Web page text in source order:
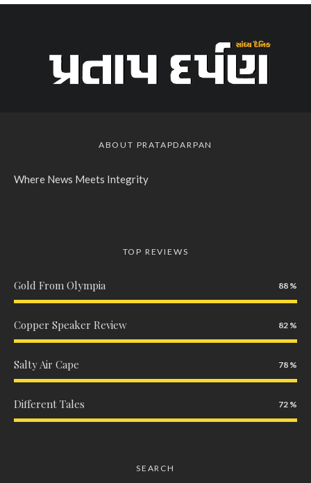
ABOUT PRATAPDARPAN
Where News Meets Integrity
TOP REVIEWS
Gold From Olympia 88
Copper Speaker Review 82
Salty Air Cape 78
Different Tales 72
SEARCH